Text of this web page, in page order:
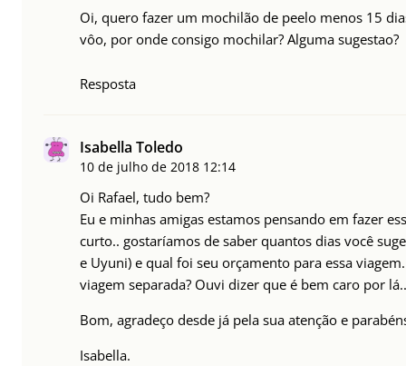
Oi, quero fazer um mochilão de peelo menos 15
vôo, por onde consigo mochilar? Alguma sugestao?
Resposta
Isabella Toledo
10 de julho de 2018 12:14
Oi Rafael, tudo bem?
Eu e minhas amigas estamos pensando em fazer
curto.. gostaríamos de saber quantos dias você
e Uyuni) e qual foi seu orçamento para essa
viagem separada? Ouvi dizer que é bem caro por lá..
Bom, agradeço desde já pela sua atenção e
Isabella.